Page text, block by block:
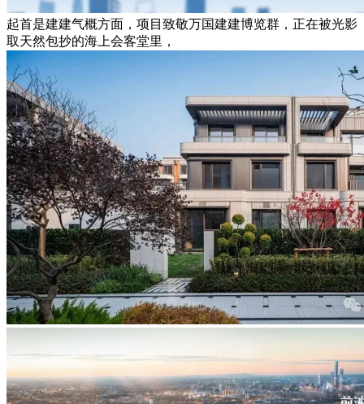
起首是建建气概方面，项目致敬万国建建博览群，正在被光影
取天然包抄的海上会客堂里，